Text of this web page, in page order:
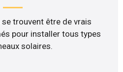
trouvent être de vrais
pour installer tous types
solaires.